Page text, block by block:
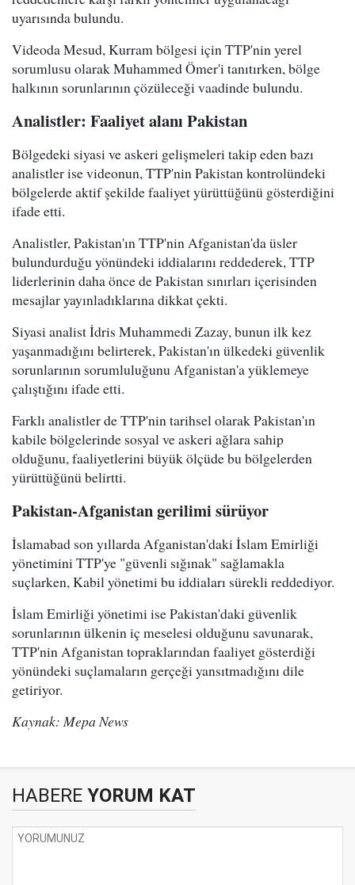
uyarısında bulundu.
Videoda Mesud, Kurram bölgesi için TTP'nin yerel
sorumlusu olarak Muhammed Ömer'i tanıtırken, bölge
halkının sorunlarının çözüleceği vaadinde bulundu.
Analistler: Faaliyet alanı Pakistan
Bölgedeki siyasi ve askeri gelişmeleri takip eden bazı
analistler ise videonun, TTP'nin Pakistan kontrolündeki
bölgelerde aktif şekilde faaliyet yürüttüğünü gösterdiğini
ifade etti.
Analistler, Pakistan'ın TTP'nin Afganistan'da üsler
bulundurduğu yönündeki iddialarını reddederek, TTP
liderlerinin daha önce de Pakistan sınırları içerisinden
mesajlar yayınladıklarına dikkat çekti.
Siyasi analist İdris Muhammedi Zazay, bunun ilk kez
yaşanmadığını belirterek, Pakistan'ın ülkedeki güvenlik
sorunlarının sorumluluğunu Afganistan'a yüklemeye
çalıştığını ifade etti.
Farklı analistler de TTP'nin tarihsel olarak Pakistan'ın
kabile bölgelerinde sosyal ve askeri ağlara sahip
olduğunu, faaliyetlerini büyük ölçüde bu bölgelerden
yürüttüğünü belirtti.
Pakistan-Afganistan gerilimi sürüyor
İslamabad son yıllarda Afganistan'daki İslam Emirliği
yönetimini TTP'ye "güvenli sığınak" sağlamakla
suçlarken, Kabil yönetimi bu iddiaları sürekli reddediyor.
İslam Emirliği yönetimi ise Pakistan'daki güvenlik
sorunlarının ülkenin iç meselesi olduğunu savunarak,
TTP'nin Afganistan topraklarından faaliyet gösterdiği
yönündeki suçlamaların gerçeği yansıtmadığını dile
getiriyor.
Kaynak: Mepa News
HABERE YORUM KAT